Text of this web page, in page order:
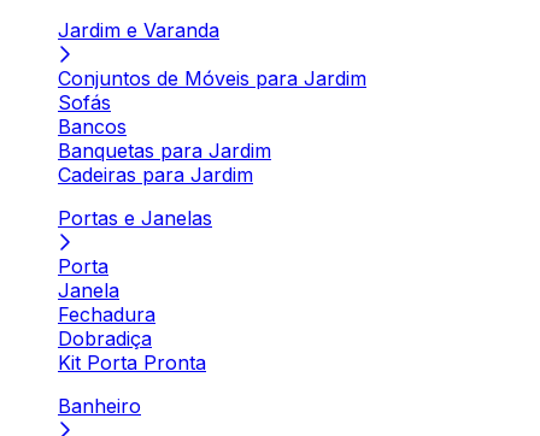
Jardim e Varanda
Conjuntos de Móveis para Jardim
Sofás
Bancos
Banquetas para Jardim
Cadeiras para Jardim
Portas e Janelas
Porta
Janela
Fechadura
Dobradiça
Kit Porta Pronta
Banheiro